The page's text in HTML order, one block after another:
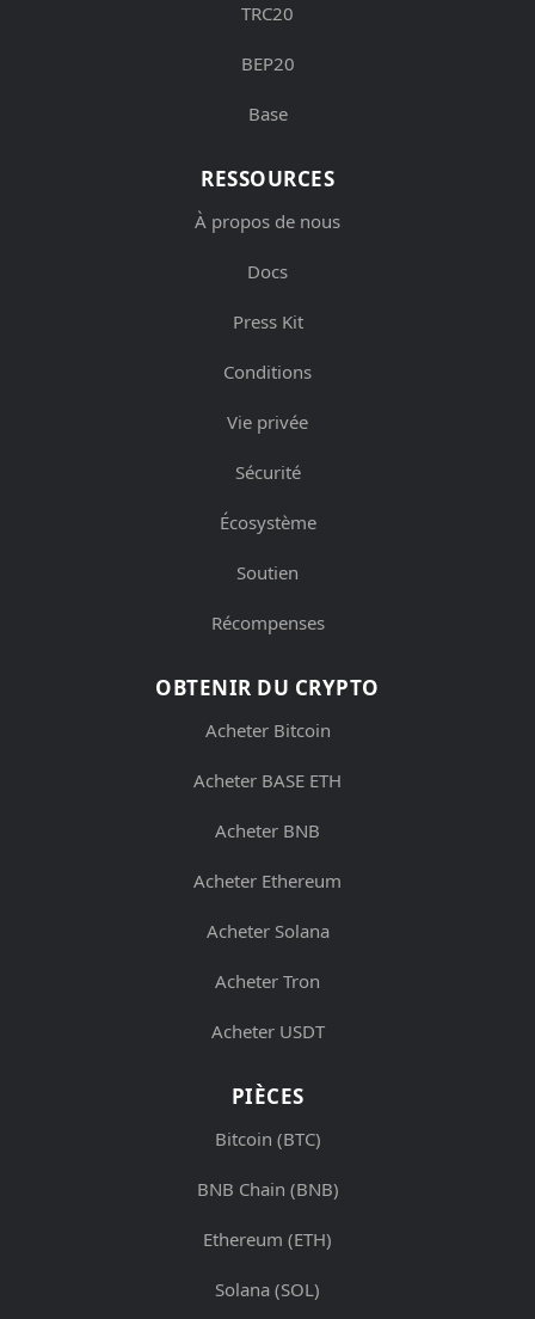
TRC20
BEP20
Base
RESSOURCES
À propos de nous
Docs
Press Kit
Conditions
Vie privée
Sécurité
Écosystème
Soutien
Récompenses
OBTENIR DU CRYPTO
Acheter Bitcoin
Acheter BASE ETH
Acheter BNB
Acheter Ethereum
Acheter Solana
Acheter Tron
Acheter USDT
PIÈCES
Bitcoin (BTC)
BNB Chain (BNB)
Ethereum (ETH)
Solana (SOL)